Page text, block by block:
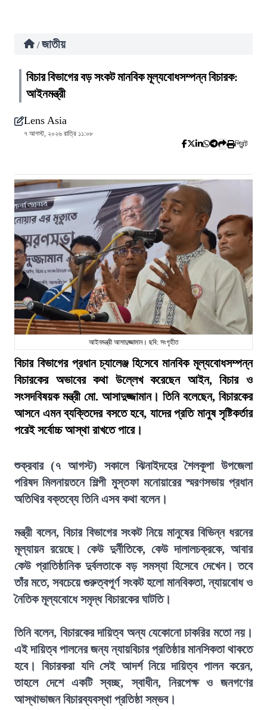
/ জাতীয়
বিচার বিভাগের বড় সংকট মানবিক মূল্যবোধসম্পন্ন বিচারক:
আইনমন্ত্রী
Lens Asia
৭ আগস্ট, ২০২৬ রাত্রি ১১:০৮
প্রিন্ট
আইনমন্ত্রী আসাদুজ্জামান। ছবি: সংগৃহীত
বিচার বিভাগের প্রধান চ্যালেঞ্জ হিসেবে মানবিক মূল্যবোধসম্পন্ন
বিচারকের অভাবের কথা উল্লেখ করেছেন আইন, বিচার ও
সংসদবিষয়ক মন্ত্রী মো. আসাদুজ্জামান। তিনি বলেছেন, বিচারকের
আসনে এমন ব্যক্তিদের বসতে হবে, যাদের প্রতি মানুষ সৃষ্টিকর্তার
পরেই সর্বোচ্চ আস্থা রাখতে পারে।
শুক্রবার (৭ আগস্ট) সকালে ঝিনাইদহের শৈলকূপা উপজেলা
পরিষদ মিলনায়তনে শিল্পী মুস্তফা মনোয়ারের স্মরণসভায় প্রধান
অতিথির বক্তব্যে তিনি এসব কথা বলেন।
মন্ত্রী বলেন, বিচার বিভাগের সংকট নিয়ে মানুষের বিভিন্ন ধরনের
মূল্যায়ন রয়েছে। কেউ দুর্নীতিকে, কেউ দালালচক্রকে, আবার
কেউ প্রাতিষ্ঠানিক দুর্বলতাকে বড় সমস্যা হিসেবে দেখেন। তবে
তাঁর মতে, সবচেয়ে গুরুত্বপূর্ণ সংকট হলো মানবিকতা, ন্যায়বোধ ও
নৈতিক মূল্যবোধে সমৃদ্ধ বিচারকের ঘাটতি।
তিনি বলেন, বিচারকের দায়িত্ব অন্য যেকোনো চাকরির মতো নয়।
এই দায়িত্ব পালনের জন্য ন্যায়বিচার প্রতিষ্ঠার মানসিকতা থাকতে
হবে। বিচারকরা যদি সেই আদর্শ নিয়ে দায়িত্ব পালন করেন,
তাহলে দেশে একটি স্বচ্ছ, স্বাধীন, নিরপেক্ষ ও জনগণের
আস্থাভাজন বিচারব্যবস্থা প্রতিষ্ঠা সম্ভব।